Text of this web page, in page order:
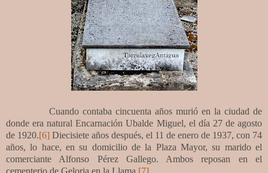
Cuando contaba cincuenta años murió en la ciudad de
donde era natural Encarnación Ubalde Miguel, el día 27 de agosto
de 1920.[6] Diecisiete años después, el 11 de enero de 1937, con 74
años, lo hace, en su domicilio de la Plaza Mayor, su marido el
comerciante Alfonso Pérez Gallego. Ambos reposan en el
cementerio de Geloria en la Llama.[7]